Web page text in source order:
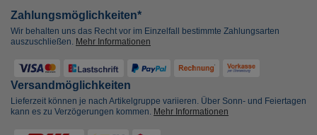
Zahlungsmöglichkeiten*
Wir behalten uns das Recht vor im Einzelfall bestimmte Zahlungsarten
auszuschließen. Mehr Informationen
Versandmöglichkeiten
Lieferzeit können je nach Artikelgruppe variieren. Über Sonn- und Feiertagen
kann es zu Verzögerungen kommen. Mehr Informationen